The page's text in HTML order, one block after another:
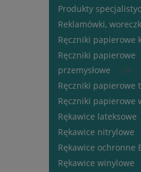
Produkty
Reklamówki,
Ręczniki papierowe
Ręczniki papierowe
przemysłowe
(9)
Ręczniki papierowe
Ręczniki papierowe
Rękawice lateksowe
Rękawice nitrylowe
Rękawice ochronne
Rękawice winylowe